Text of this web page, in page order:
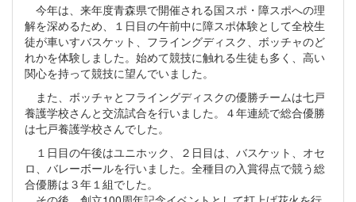
今年は、来年度青森県で開催される国スポ・障スポへの理
解を深めるため、１日目の午前中に障スポ体験として全校生
徒が車いすバスケット、フライングディスク、ボッチャのど
れかを体験しました。始めて競技に触れる生徒も多く、高い
関心を持って競技に望んでいました。
また、ボッチャとフライングディスクの優勝チームは七戸
養護学校さんと交流試合を行いました。４年連続で総合優勝
は七戸養護学校さんでした。
１日目の午後はユニホック、２日目は、バスケット、オセ
ロ、バレーボールを行いました。全種目の入賞得点で競う総
合優勝は３年１組でした。